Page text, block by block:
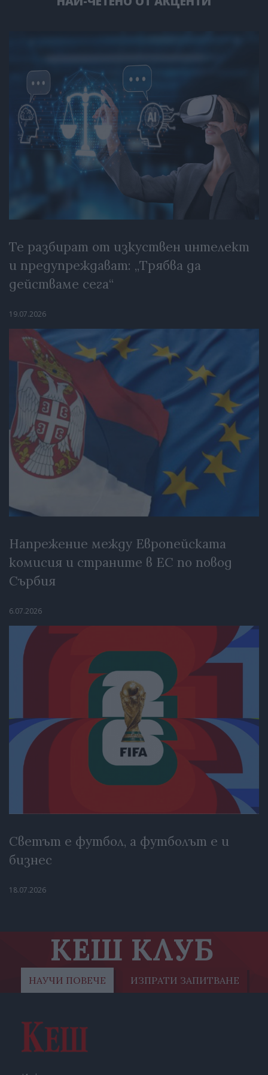
Те разбират от изкуствен интелект
и предупреждават: „Трябва да
действаме сега“
19.07.2026
Напрежение между Европейската
комисия и страните в ЕС по повод
Сърбия
6.07.2026
Светът е футбол, а футболът е и
бизнес
18.07.2026
КЕШ КЛУБ
НАУЧИ ПОВЕЧЕ ИЗПРАТИ ЗАПИТВАНЕ